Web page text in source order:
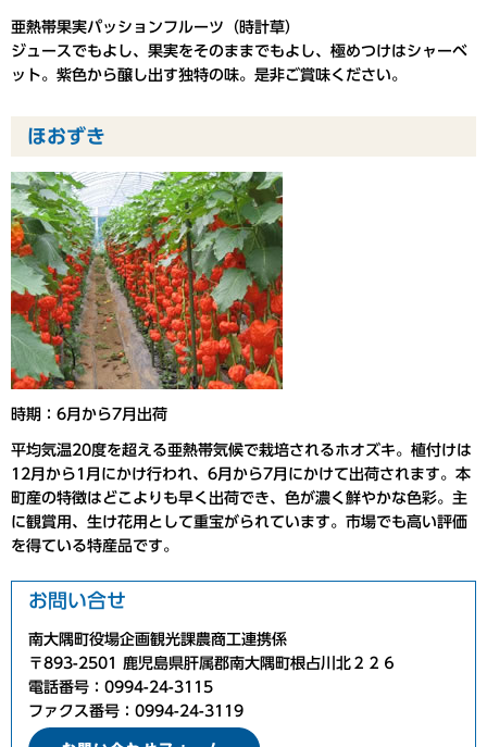
亜熱帯果実パッションフルーツ（時計草）
ジュースでもよし、果実をそのままでもよし、極めつけはシャーベ
ット。紫色から醸し出す独特の味。是非ご賞味ください。
ほおずき
時期：6月から7月出荷
平均気温20度を超える亜熱帯気候で栽培されるホオズキ。植付けは
12月から1月にかけ行われ、6月から7月にかけて出荷されます。本
町産の特徴はどこよりも早く出荷でき、色が濃く鮮やかな色彩。主
に観賞用、生け花用として重宝がられています。市場でも高い評価
を得ている特産品です。
お問い合せ
南大隅町役場企画観光課農商工連携係
〒893-2501 鹿児島県肝属郡南大隅町根占川北２２６
電話番号：0994-24-3115
ファクス番号：0994-24-3119